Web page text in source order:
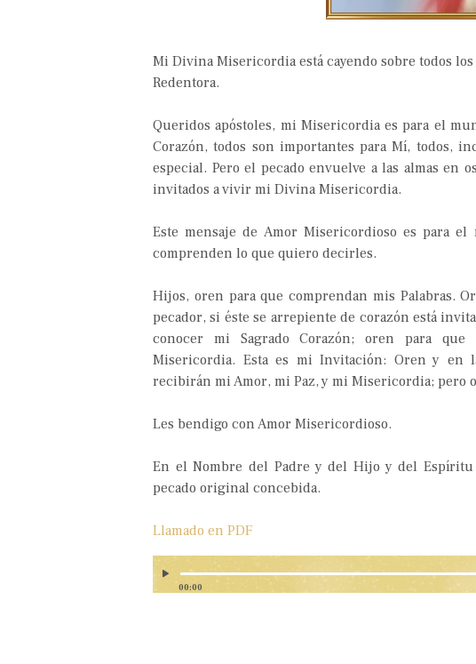
Mi Divina Misericordia está cayendo sobre todos
Redentora.
Queridos apóstoles, mi Misericordia es para el
Corazón, todos son importantes para Mí, todos,
especial. Pero el pecado envuelve a las almas en
invitados a vivir mi Divina Misericordia.
Este mensaje de Amor Misericordioso es para
comprenden lo que quiero decirles.
Hijos, oren para que comprendan mis Palabras.
pecador, si éste se arrepiente de corazón está
conocer mi Sagrado Corazón; oren para
Misericordia. Esta es mi Invitación: Oren y en
recibirán mi Amor, mi Paz, y mi Misericordia; pero
Les bendigo con Amor Misericordioso.
En el Nombre del Padre y del Hijo y del Espíritu
pecado original concebida.
Llamado en PDF
00:00